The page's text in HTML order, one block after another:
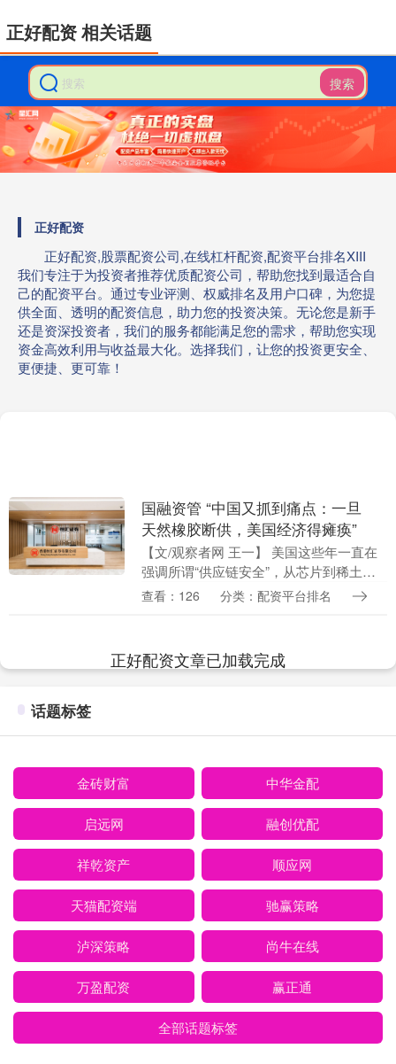
搜索
正好配资
正好配资,股票配资公司,在线杠杆配资,配资平台排名XIII‌
我们专注于为投资者推荐优质配资公司，帮助您找到最适合自
己的配资平台。通过专业评测、权威排名及用户口碑，为您提
供全面、透明的配资信息，助力您的投资决策。无论您是新手
还是资深投资者，我们的服务都能满足您的需求，帮助您实现
资金高效利用与收益最大化。选择我们，让您的投资更安全、
更便捷、更可靠！
正好配资 相关话题
国融资管 “中国又抓到痛点：一旦
天然橡胶断供，美国经济得瘫痪”
【文/观察者网 王一】 美国这些年一直在
强调所谓“供应链安全”，从芯片到稀土，
从能源到关键矿产，几乎把所有战略资源
查看：126 分类：配资平台排名
正好配资文章已加载完成
话题标签
金砖财富 中华金配
启远网 融创优配
祥乾资产 顺应网
天猫配资端 驰赢策略
泸深策略 尚牛在线
万盈配资 赢正通
全部话题标签